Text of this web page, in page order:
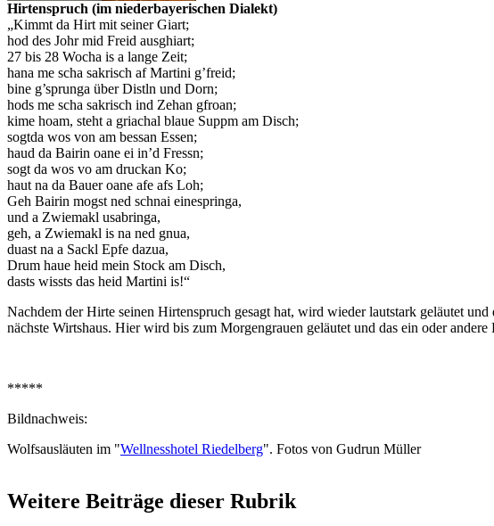
Hirtenspruch (im niederbayerischen Dialekt)
„Kimmt da Hirt mit seiner Giart;
hod des Johr mid Freid ausghiart;
27 bis 28 Wocha is a lange Zeit;
hana me scha sakrisch af Martini g’freid;
bine g’sprunga über Distln und Dorn;
hods me scha sakrisch ind Zehan gfroan;
kime hoam, steht a griachal blaue Suppm am Disch;
sogtda wos von am bessan Essen;
haud da Bairin oane ei in’d Fressn;
sogt da wos vo am druckan Ko;
haut na da Bauer oane afe afs Loh;
Geh Bairin mogst ned schnai einespringa,
und a Zwiemakl usabringa,
geh, a Zwiemakl is na ned gnua,
duast na a Sackl Epfe dazua,
Drum haue heid mein Stock am Disch,
dasts wissts das heid Martini is!“
Nachdem der Hirte seinen Hirtenspruch gesagt hat, wird wieder lautstark geläutet
nächste Wirtshaus. Hier wird bis zum Morgengrauen geläutet und das ein oder andere
*****
Bildnachweis:
Wolfsausläuten im "Wellnesshotel Riedelberg". Fotos von Gudrun Müller
Weitere Beiträge dieser Rubrik